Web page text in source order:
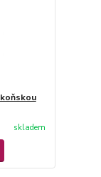
skladem